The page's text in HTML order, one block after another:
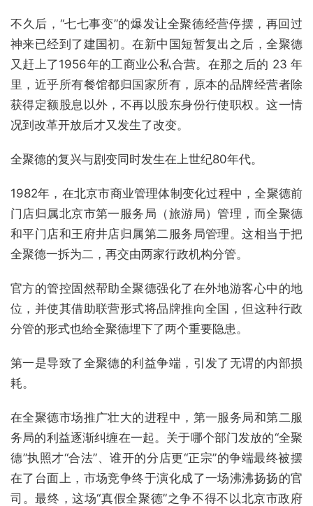
不久后，“七七事变”的爆发让全聚德经营停摆，再回过
神来已经到了建国初。在新中国短暂复出之后，全聚德
又赶上了1956年的工商业公私合营。在那之后的 23 年
里，近乎所有餐馆都归国家所有，原本的品牌经营者除
获得定额股息以外，不再以股东身份行使职权。这一情
况到改革开放后才又发生了改变。
全聚德的复兴与剧变同时发生在上世纪80年代。
1982年，在北京市商业管理体制变化过程中，全聚德前
门店归属北京市第一服务局（旅游局）管理，而全聚德
和平门店和王府井店归属第二服务局管理。这相当于把
全聚德一拆为二，再交由两家行政机构分管。
官方的管控固然帮助全聚德强化了在外地游客心中的地
位，并使其借助联营形式将品牌推向全国，但这种行政
分管的形式也给全聚德埋下了两个重要隐患。
第一是导致了全聚德的利益争端，引发了无谓的内部损
耗。
在全聚德市场推广壮大的进程中，第一服务局和第二服
务局的利益逐渐纠缠在一起。关于哪个部门发放的“全聚
德”执照才“合法”、谁开的分店更“正宗”的争端最终被摆
在了台面上，市场竞争终于演化成了一场沸沸扬扬的官
司。最终，这场“真假全聚德”之争不得不以北京市政府